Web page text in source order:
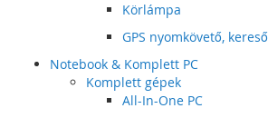
Körlámpa
GPS nyomkövető, kereső
Notebook & Komplett PC
Komplett gépek
All-In-One PC